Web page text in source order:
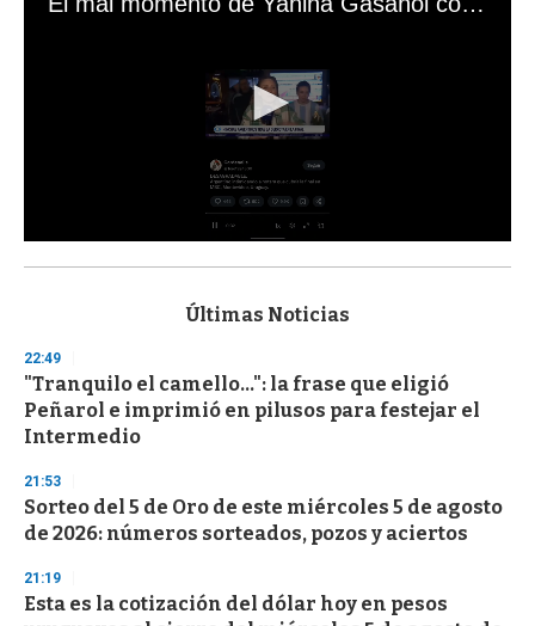
s
d
s
o
f
3
s
e
c
o
d
s
Últimas Noticias
22:49
"Tranquilo el camello...": la frase que eligió
Peñarol e imprimió en pilusos para festejar el
Intermedio
21:53
Sorteo del 5 de Oro de este miércoles 5 de agosto
de 2026: números sorteados, pozos y aciertos
21:19
Esta es la cotización del dólar hoy en pesos